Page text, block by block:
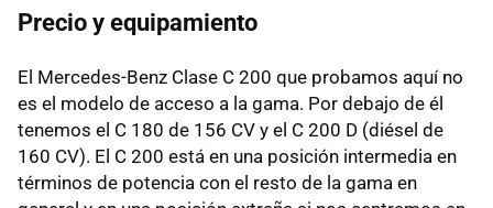
Precio y equipamiento
El Mercedes-Benz Clase C 200 que probamos aquí no
es el modelo de acceso a la gama. Por debajo de él
tenemos el C 180 de 156 CV y el C 200 D (diésel de
160 CV). El C 200 está en una posición intermedia en
términos de potencia con el resto de la gama en